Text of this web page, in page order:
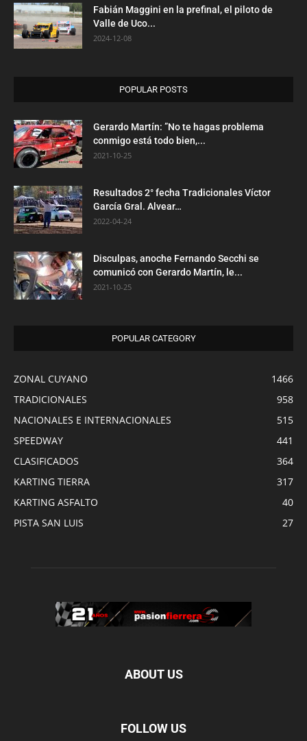
Fabián Maggini en la prefinal, el piloto de
Valle de Uco...
2024-12-08
POPULAR POSTS
Gerardo Martín: ”No te hagas problema
conmigo está todo bien,...
2021-10-25
Resultados 2° fecha Tradicionales Víctor
García Gral. Alvear…
2022-04-24
Disculpas, anoche Fernando Secchi se
comunicó con Gerardo Martín, le...
2021-10-25
POPULAR CATEGORY
ZONAL CUYANO
1466
TRADICIONALES
958
NACIONALES E INTERNACIONALES
515
SPEEDWAY
441
CLASIFICADOS
364
KARTING TIERRA
317
KARTING ASFALTO
40
PISTA SAN LUIS
27
ABOUT US
FOLLOW US